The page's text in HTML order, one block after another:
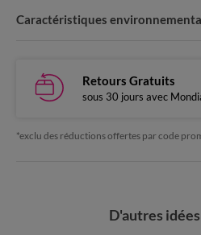
Caractéristiques
Retours Gratuits
sous 30 jours avec
*exclu des réductions offertes par code
D'autres